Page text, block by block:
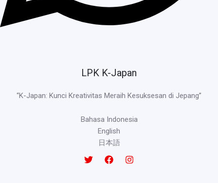
LPK K-Japan
“K-Japan: Kunci Kreativitas Meraih Kesuksesan di Jepang”
Bahasa Indonesia
English
日本語